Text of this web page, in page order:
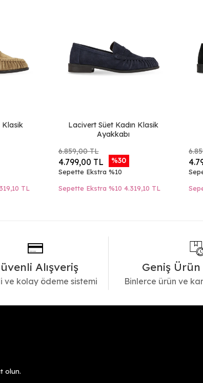
Klasik
TL
Lacivert Süet Kadın Klasik
Ayakkabı
6.859,00 TL
4.799,00 TL %30
Sepette Ekstra %10
Sepette Ekstra %10 4.319,10 TL
Alışveriş
ve kolay ödeme sistemi
Geniş
Binlerce ürün ve
olun.